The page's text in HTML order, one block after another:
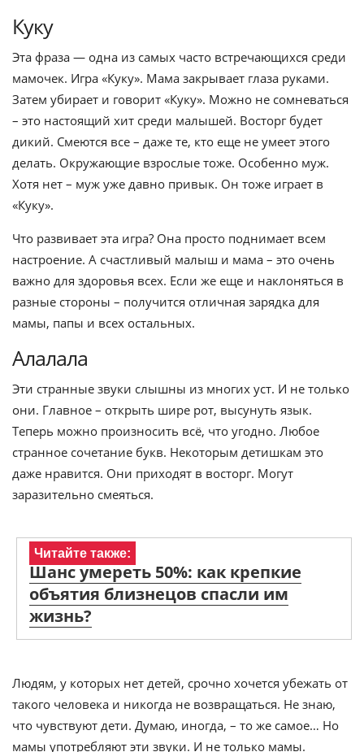
Куку
Эта фраза — одна из самых часто встречающихся среди
мамочек. Игра «Куку». Мама закрывает глаза руками.
Затем убирает и говорит «Куку». Можно не сомневаться
– это настоящий хит среди малышей. Восторг будет
дикий. Смеются все – даже те, кто еще не умеет этого
делать. Окружающие взрослые тоже. Особенно муж.
Хотя нет – муж уже давно привык. Он тоже играет в
«Куку».
Что развивает эта игра? Она просто поднимает всем
настроение. А счастливый малыш и мама – это очень
важно для здоровья всех. Если же еще и наклоняться в
разные стороны – получится отличная зарядка для
мамы, папы и всех остальных.
Алалала
Эти странные звуки слышны из многих уст. И не только
они. Главное – открыть шире рот, высунуть язык.
Теперь можно произносить всё, что угодно. Любое
странное сочетание букв. Некоторым детишкам это
даже нравится. Они приходят в восторг. Могут
заразительно смеяться.
Читайте также:
Шанс умереть 50%: как крепкие
объятия близнецов спасли им
жизнь?
Людям, у которых нет детей, срочно хочется убежать от
такого человека и никогда не возвращаться. Не знаю,
что чувствуют дети. Думаю, иногда, – то же самое… Но
мамы употребляют эти звуки. И не только мамы.